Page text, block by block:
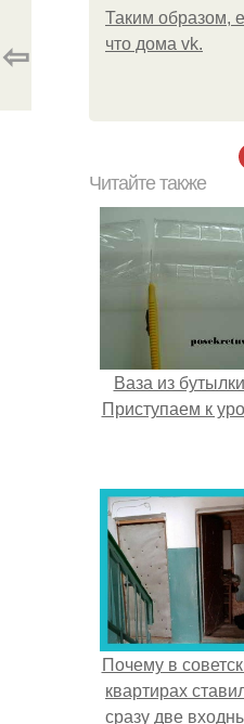
Таким образом,
что дома vk.
⇦
Читайте также
Ваза из
Приступаем к
Почему в
квартирах
сразу две